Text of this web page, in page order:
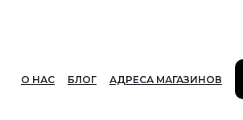
О НАС БЛОГ АДРЕСА МАГАЗИНОВ